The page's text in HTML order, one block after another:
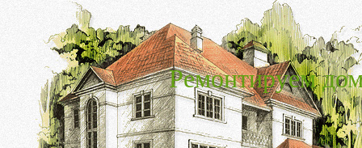
Ремонтируем